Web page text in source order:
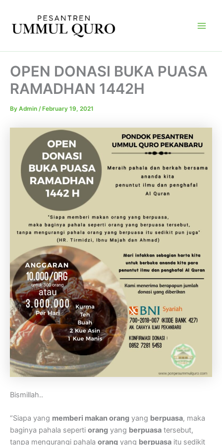
content
OPEN DONASI BUKA PUASA
RAMADHAN 1442H
By Admin / February 19, 2021
Bismillah..
“Siapa yang memberi makan orang yang berpuasa, maka
baginya pahala seperti orang yang berpuasa tersebut,
tanpa mengurangi pahala orang yang berpuasa itu sedikit